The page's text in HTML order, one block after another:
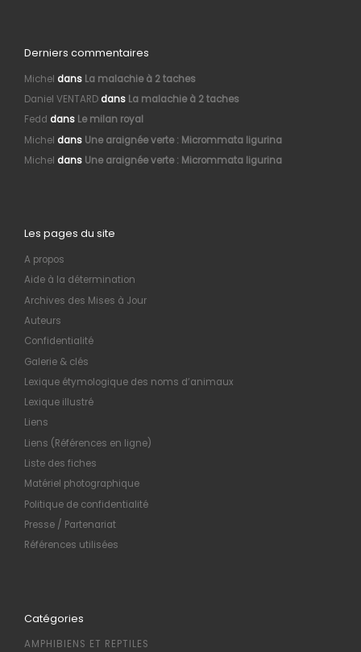
Derniers commentaires
Michel dans La malachie à 2 taches
Daniel VENTARDdans La malachie à 2 taches
Fedd dans Le milan royal
Michel dans Une araignée verte : Micrommata ligurina
Michel dans Une araignée verte : Micrommata ligurina
Les pages du site
A propos
Aide à la détermination
Archives des Mises à Jour
Auteurs
Confidentialité
Galerie & clés
Lexique étymologique des noms d’animaux
Lexique illustré
Liens
Liens (Références en ligne)
Liste des fiches
Matériel photographique
Politique de confidentialité
Presse / Partenariat
Références utilisées
Catégories
AMPHIBIENS ET REPTILES